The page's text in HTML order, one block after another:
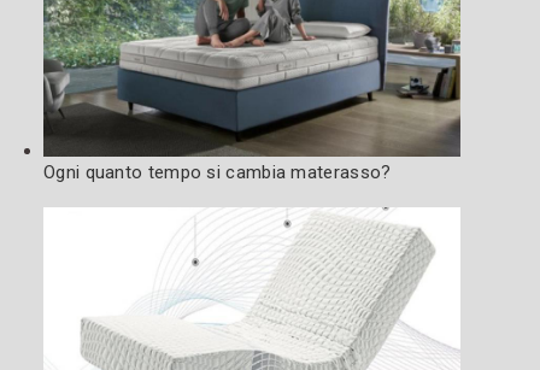
Ogni quanto tempo si cambia materasso?